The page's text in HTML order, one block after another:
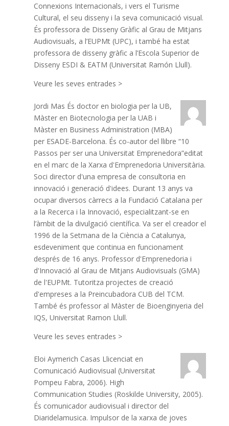
Connexions Internacionals, i vers el Turisme
Cultural, el seu disseny i la seva comunicació visual.
És professora de Disseny Gràfic al Grau de Mitjans
Audiovisuals, a l’EUPMt (UPC), i també ha estat
professora de disseny gràfic a l’Escola Superior de
Disseny ESDI & EATM (Universitat Ramón Llull).
Veure les seves entrades >
Jordi Mas És doctor en biologia per la UB,
Màster en Biotecnologia per la UAB i
Màster en Business Administration (MBA)
per ESADE-Barcelona. És co-autor del llibre “10
Passos per ser una Universitat Emprenedora”editat
en el marc de la Xarxa d'Emprenedoria Universitària.
Soci director d'una empresa de consultoria en
innovació i generació d'idees. Durant 13 anys va
ocupar diversos càrrecs a la Fundació Catalana per
a la Recerca i la Innovació, especialitzant-se en
l’àmbit de la divulgació científica. Va ser el creador el
1996 de la Setmana de la Ciència a Catalunya,
esdeveniment que continua en funcionament
després de 16 anys. Professor d'Emprenedoria i
d'Innovació al Grau de Mitjans Audiovisuals (GMA)
de l'EUPMt. Tutoritza projectes de creació
d'empreses a la Preincubadora CUB del TCM.
També és professor al Màster de Bioenginyeria del
IQS, Universitat Ramon Llull.
Veure les seves entrades >
Eloi Aymerich Casas Llicenciat en
Comunicació Audiovisual (Universitat
Pompeu Fabra, 2006). High
Communication Studies (Roskilde University, 2005).
És comunicador audiovisual i director del
Diaridelamusica. Impulsor de la xarxa de joves